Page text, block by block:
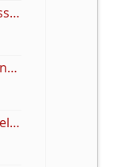
Ne gondolkodj sokat! Válassz egy karkötőt, és tudd meg, milyen anyagi jövő várhat rád a következő 10 évben!
Onkológusok figyelmeztetnek: Ez a 10 mindennapi szokás növelheti a daganatos betegségek kockázatát
Egy egyszerű házi permettel próbálják távol tartani a molyokat – A titok egy jól ismert fűszerben rejlik